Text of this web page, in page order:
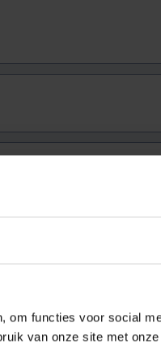
om functies voor social
van onze site met